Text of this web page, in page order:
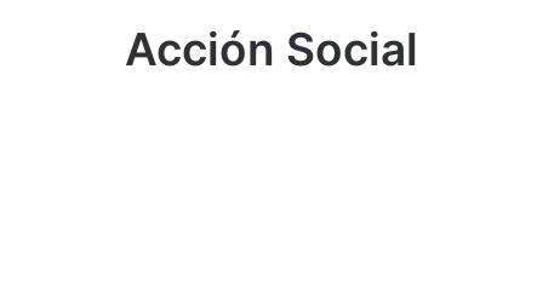
PARQUE INDUSTRIAL
Acción Social